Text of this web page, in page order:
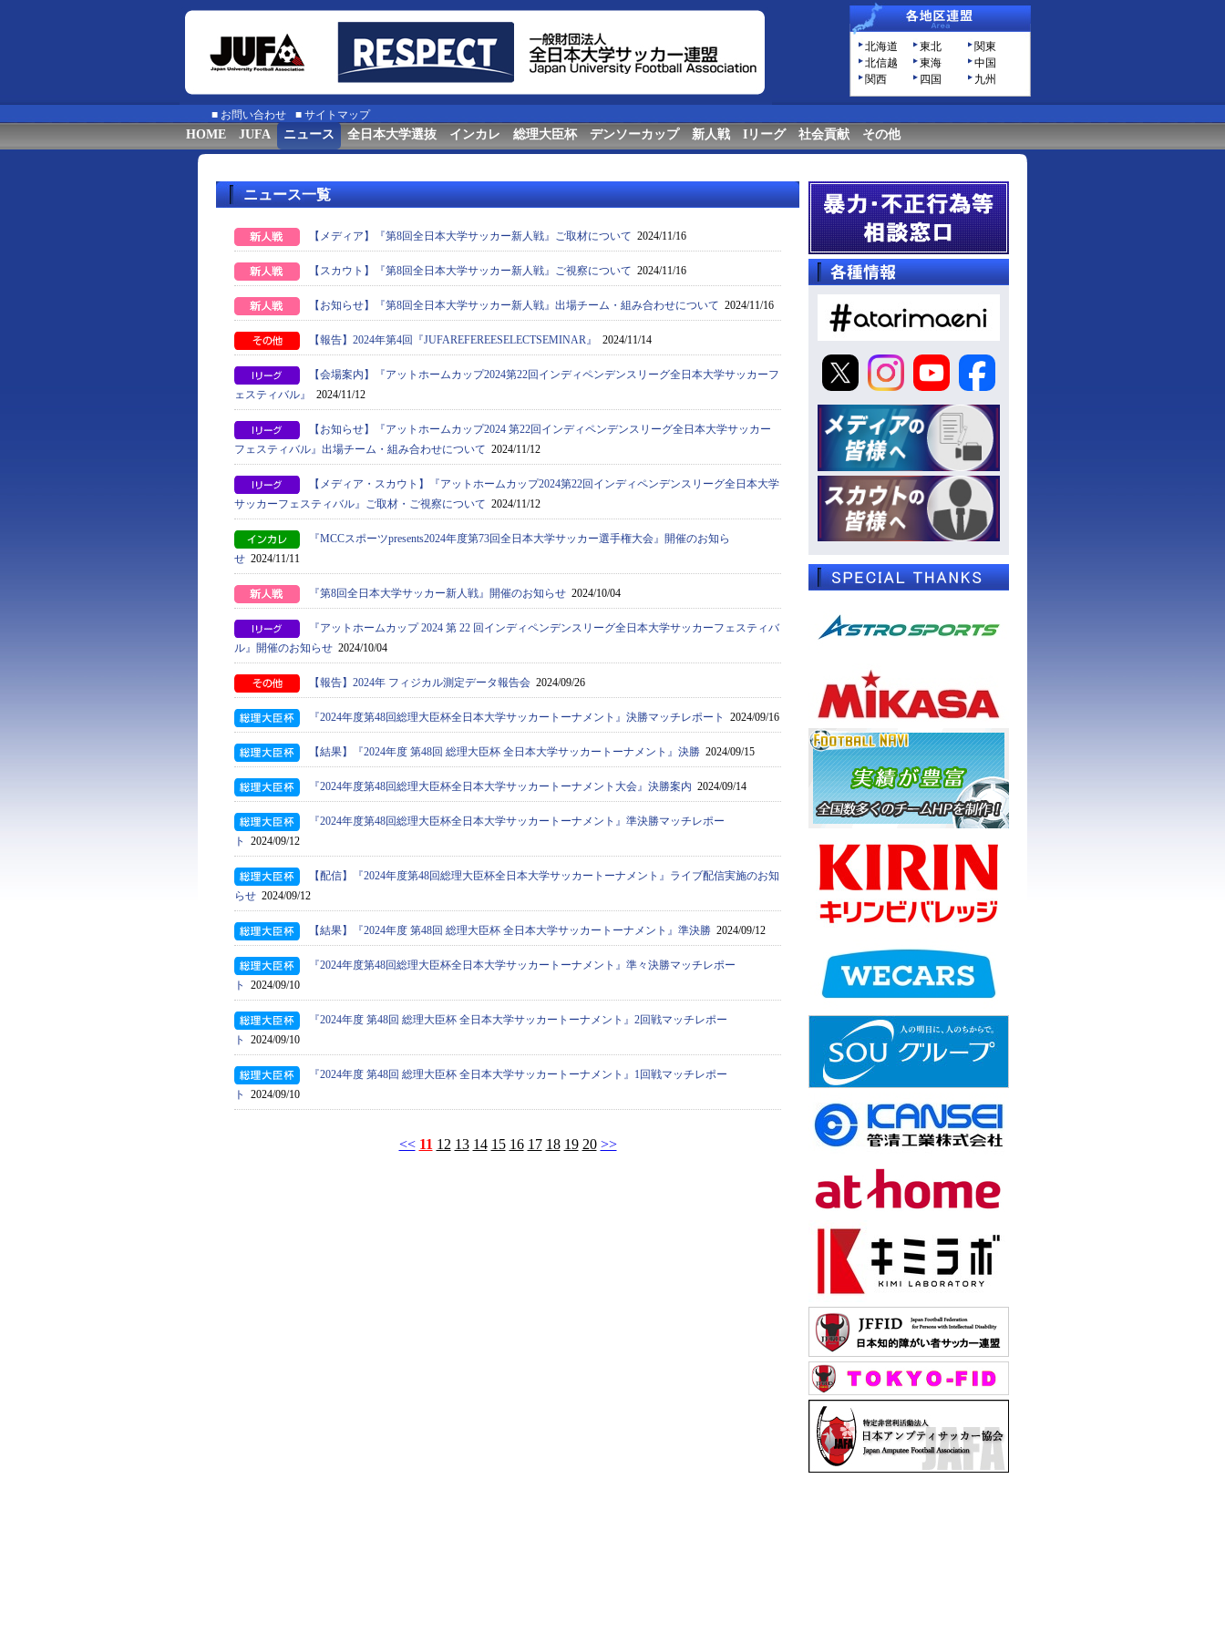
北海道 東北
関東
北信越
東海
中国
関西
四国 九州
■ お問い合わせ ■ サイトマップ
HOME JUFA ニュース 全日本大学選抜 インカレ 総理大臣杯 デンソーカップ 新人戦 Iリーグ 社会貢献 その他
ニュース一覧
【メディア】『第8回全日本大学サッカー新人戦』ご取材について 2024/11/16
【スカウト】『第8回全日本大学サッカー新人戦』ご視察について 2024/11/16
【お知らせ】『第8回全日本大学サッカー新人戦』出場チーム・組み合わせについて 2024/11/16
【報告】2024年第4回『JUFAREFEREESELECTSEMINAR』 2024/11/14
【会場案内】『アットホームカップ2024第22回インディペンデンスリーグ全日本大学サッカーフ
ェスティバル』
2024/11/12
【お知らせ】『アットホームカップ2024 第22回インディペンデンスリーグ全日本大学サッカー
フェスティバル』出場チーム・組み合わせについて 2024/11/12
【メディア・スカウト】『アットホームカップ2024第22回インディペンデンスリーグ全日本大学
サッカーフェスティバル』ご取材・ご視察について 2024/11/12
『MCCスポーツpresents2024年度第73回全日本大学サッカー選手権大会』開催のお知ら
せ 2024/11/11
『第8回全日本大学サッカー新人戦』開催のお知らせ 2024/10/04
『アットホームカップ 2024 第 22 回インディペンデンスリーグ全日本大学サッカーフェスティバ
ル』開催のお知らせ 2024/10/04
【報告】2024年 フィジカル測定データ報告会 2024/09/26
『2024年度第48回総理大臣杯全日本大学サッカートーナメント』決勝マッチレポート 2024/09/16
【結果】『2024年度 第48回 総理大臣杯 全日本大学サッカートーナメント』決勝 2024/09/15
『2024年度第48回総理大臣杯全日本大学サッカートーナメント大会』決勝案内 2024/09/14
『2024年度第48回総理大臣杯全日本大学サッカートーナメント』準決勝マッチレポー
ト
2024/09/12
【配信】『2024年度第48回総理大臣杯全日本大学サッカートーナメント』ライブ配信実施のお知
らせ 2024/09/12
【結果】『2024年度 第48回 総理大臣杯 全日本大学サッカートーナメント』準決勝 2024/09/12
『2024年度第48回総理大臣杯全日本大学サッカートーナメント』準々決勝マッチレポー
ト
2024/09/10
『2024年度 第48回 総理大臣杯 全日本大学サッカートーナメント』2回戦マッチレポー
ト
2024/09/10
『2024年度 第48回 総理大臣杯 全日本大学サッカートーナメント』1回戦マッチレポー
ト
2024/09/10
<< 11 12 13 14 15 16 17 18 19 20 >>